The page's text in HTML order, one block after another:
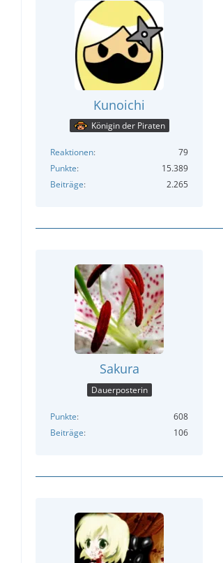
Kunoichi
Königin der Piraten
Reaktionen
79
Punkte
15.389
Beiträge
2.265
Sakura
Dauerposterin
Punkte
608
Beiträge
106